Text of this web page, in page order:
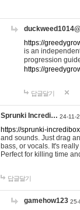
https://
is an
progression
https://
답글달기
Sprunki Incredi… 24-11-
https://sprunki-
and sounds. Just drag
bass, or vocals. It's
Perfect for killing time
답글달기
gamehow123 25-